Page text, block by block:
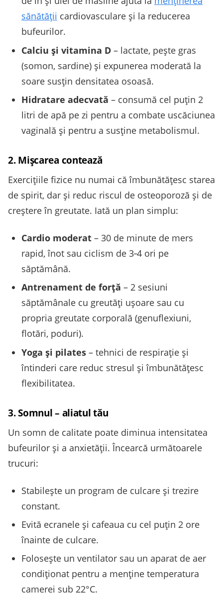
sănătății cardiovasculare și la reducerea
bufeurilor.
Calciu și vitamina D – lactate, pește gras
(somon, sardine) și expunerea moderată la
soare susțin densitatea osoasă.
Hidratare adecvată – consumă cel puțin 2
litri de apă pe zi pentru a combate uscăciunea
vaginală și pentru a susține metabolismul.
2. Mișcarea contează
Exercițiile fizice nu numai că îmbunătățesc starea
de spirit, dar și reduc riscul de osteoporoză și de
creștere în greutate. Iată un plan simplu:
Cardio moderat – 30 de minute de mers
rapid, înot sau ciclism de 3‑4 ori pe
săptămână.
Antrenament de forță – 2 sesiuni
săptămânale cu greutăți ușoare sau cu
propria greutate corporală (genuflexiuni,
flotări, poduri).
Yoga și pilates – tehnici de respirație și
întinderi care reduc stresul și îmbunătățesc
flexibilitatea.
3. Somnul – aliatul tău
Un somn de calitate poate diminua intensitatea
bufeurilor și a anxietății. Încearcă următoarele
trucuri:
Stabilește un program de culcare și trezire
constant.
Evită ecranele și cafeaua cu cel puțin 2 ore
înainte de culcare.
Folosește un ventilator sau un aparat de aer
condiționat pentru a menține temperatura
camerei sub 22°C.